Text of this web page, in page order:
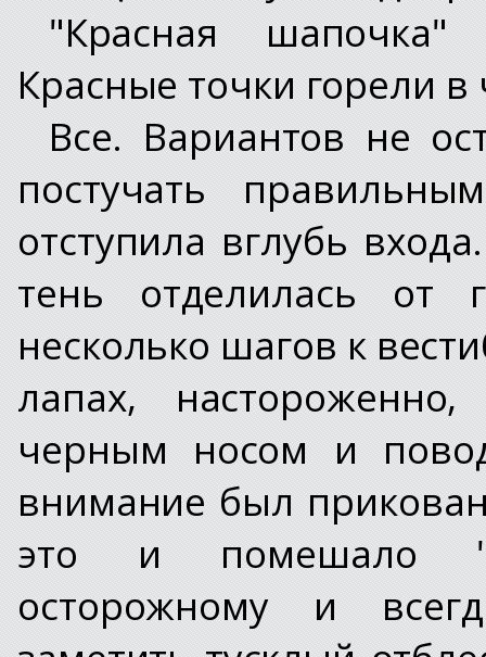
"Красная шапочка"
Красные точки горели
Все. Вариантов не
постучать
отступила вглубь
тень отделилась от
несколько шагов к
лапах,
черным носом и
внимание был
это и помешало
осторожному и